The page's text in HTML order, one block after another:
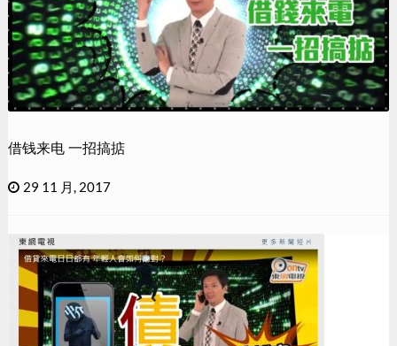
借钱来电 一招搞掂
29 11 月, 2017